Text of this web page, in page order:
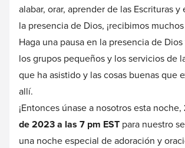
alabar, orar, aprender de las Escrituras y
la presencia de Dios, ¡recibimos
Haga una pausa en la presencia de
los grupos pequeños y los servicios de
que ha asistido y las cosas buenas que
allí.
¡Entonces únase a nosotros esta noche,
de 2023 a las 7 pm EST para nuestro
una noche especial de adoración y